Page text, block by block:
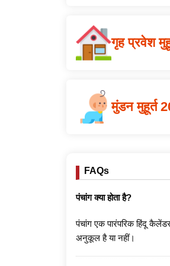
गृह प्रवेश
मुंडन मुहूर्त
FAQs
पंचांग क्या होता है?
पंचांग एक पारंपरिक हिंदू
अनुकूल है या नहीं।